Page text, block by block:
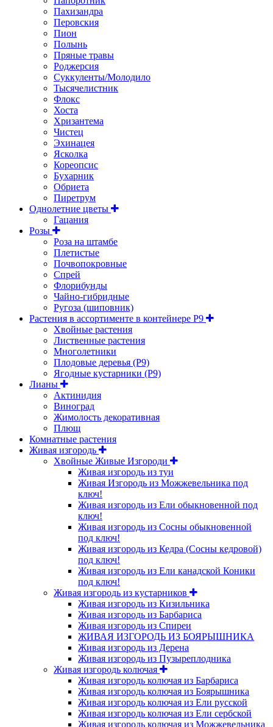
Пахизандра
Перовския
Пион
Полынь
Пряные травы
Роджерсия
Суккуленты/Молодило
Тысячелистник
Флокс
Хоста
Хризантема
Чистец
Эхинацея
Ясколка
Кореопсис
Бухарник
Обриета
Пиретрум
Однолетние цветы
Гацания
Розы
Роза на штамбе
Плетистые
Почвопокровные
Спрей
Флорибунды
Чайно-гибридные
Ругоза (шиповник)
Растения в ассортименте в контейнере P9
Хвойные растения
Лиственные растения
Многолетники
Плодовые деревья (Р9)
Ягодные кустарники (Р9)
Лианы
Актинидия
Виноград
Жимолость декоративная
Плющ
Комнатные растения
Живая изгородь
Хвойные Живые Изгороди
Живая изгородь из туи
Живая Изгородь из Можжевельника под
ключ!
Живая изгородь из Ели обыкновенной под
ключ!
Живая изгородь из Сосны обыкновенной
под ключ!
Живая изгородь из Кедра (Сосны кедровой)
под ключ!
Живая изгородь из Ели канадской Коники
под ключ!
Живая изгородь из кустарников
Живая изгородь из Кизильника
Живая изгородь из Барбариса
Живая изгородь из Спиреи
ЖИВАЯ ИЗГОРОДЬ ИЗ БОЯРЫШНИКА
Живая изгородь из Дерена
Живая изгородь из Пузыреплодника
Живая изгородь колючая
Живая изгородь колючая из Барбариса
Живая изгородь колючая из Боярышника
Живая изгородь колючая из Ели русской
Живая изгородь колючая из Ели сербской
Живая изгородь колючая из Можжевельника